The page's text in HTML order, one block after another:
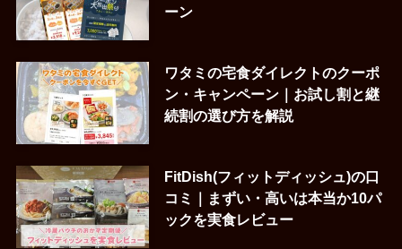
ーン
ワタミの宅食ダイレクトのクーポ
ン・キャンペーン｜お試し割と継
続割の選び方を解説
FitDish(フィットディッシュ)の口
コミ｜まずい・高いは本当か10パ
ックを実食レビュー